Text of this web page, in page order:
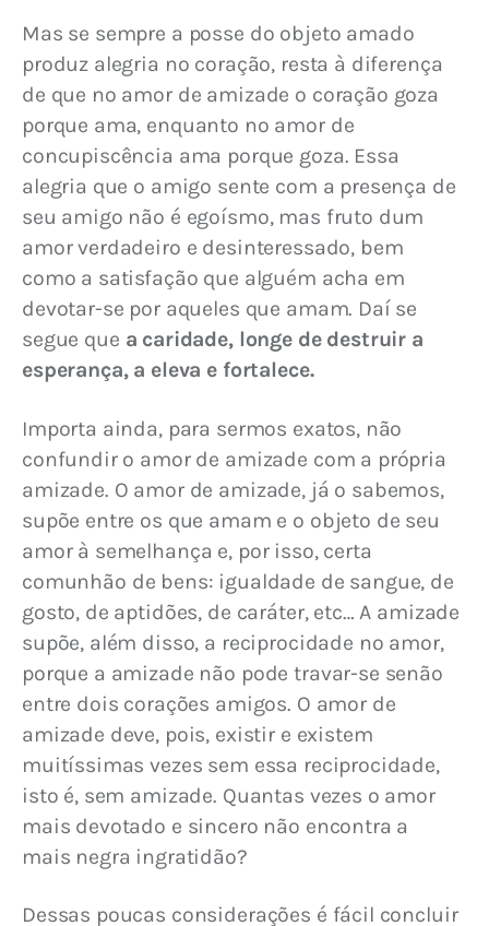
Mas se sempre a posse do objeto amado
produz alegria no coração, resta à diferença
de que no amor de amizade o coração goza
porque ama, enquanto no amor de
concupiscência ama porque goza. Essa
alegria que o amigo sente com a presença de
seu amigo não é egoísmo, mas fruto dum
amor verdadeiro e desinteressado, bem
como a satisfação que alguém acha em
devotar-se por aqueles que amam. Daí se
segue que a caridade, longe de destruir a
esperança, a eleva e fortalece.
Importa ainda, para sermos exatos, não
confundir o amor de amizade com a própria
amizade. O amor de amizade, já o sabemos,
supõe entre os que amam e o objeto de seu
amor à semelhança e, por isso, certa
comunhão de bens: igualdade de sangue, de
gosto, de aptidões, de caráter, etc… A amizade
supõe, além disso, a reciprocidade no amor,
porque a amizade não pode travar-se senão
entre dois corações amigos. O amor de
amizade deve, pois, existir e existem
muitíssimas vezes sem essa reciprocidade,
isto é, sem amizade. Quantas vezes o amor
mais devotado e sincero não encontra a
mais negra ingratidão?
Dessas poucas considerações é fácil concluir